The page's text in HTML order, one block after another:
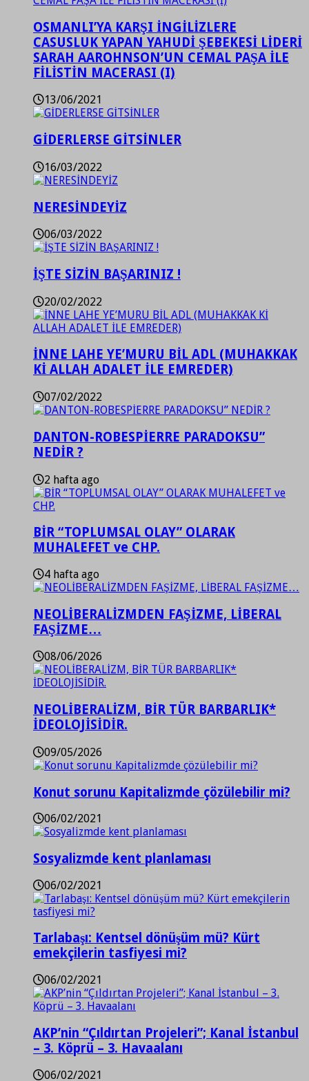
OSMANLI’YA KARŞI İNGİLİZLERE
CASUSLUK YAPAN YAHUDİ ŞEBEKESİ LİDERİ
SARAH AAROHNSON’UN CEMAL PAŞA İLE
FİLİSTİN MACERASI (I)
13/06/2021
GİDERLERSE GİTSİNLER
16/03/2022
NERESİNDEYİZ
06/03/2022
İŞTE SİZİN BAŞARINIZ !
20/02/2022
İNNE LAHE YE’MURU BİL ADL (MUHAKKAK
Kİ ALLAH ADALET İLE EMREDER)
07/02/2022
DANTON-ROBESPİERRE PARADOKSU”
NEDİR ?
2 hafta ago
BİR “TOPLUMSAL OLAY” OLARAK
MUHALEFET ve CHP.
4 hafta ago
NEOLİBERALİZMDEN FAŞİZME, LİBERAL
FAŞİZME…
08/06/2026
NEOLİBERALİZM, BİR TÜR BARBARLIK*
İDEOLOJİSİDİR.
09/05/2026
Konut sorunu Kapitalizmde çözülebilir mi?
06/02/2021
Sosyalizmde kent planlaması
06/02/2021
Tarlabaşı: Kentsel dönüşüm mü? Kürt
emekçilerin tasfiyesi mi?
06/02/2021
AKP’nin “Çıldırtan Projeleri”; Kanal İstanbul
– 3. Köprü – 3. Havaalanı
06/02/2021